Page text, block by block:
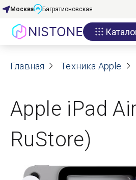
Акции
О нас
Реквизиты
Контакты
Москва Багратионовская
Главная Техника Apple
Apple iPad
RuStore)